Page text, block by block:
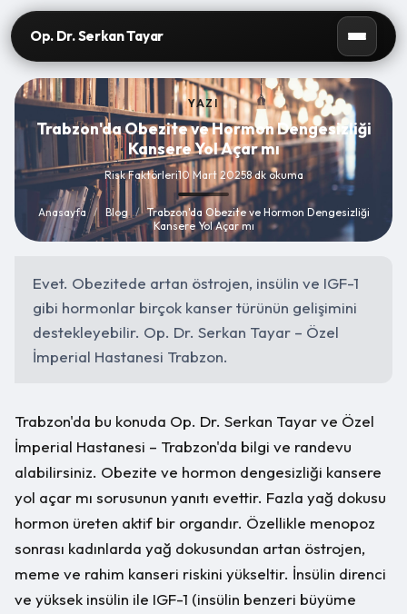
Op. Dr. Serkan Tayar
YAZI
Trabzon'da Obezite ve Hormon Dengesizliği
Kansere Yol Açar mı
Risk Faktörleri10 Mart 20258 dk okuma
Anasayfa / Blog / Trabzon'da Obezite ve Hormon Dengesizliği
Kansere Yol Açar mı
Evet. Obezitede artan östrojen, insülin ve IGF-1
gibi hormonlar birçok kanser türünün gelişimini
destekleyebilir. Op. Dr. Serkan Tayar – Özel
İmperial Hastanesi Trabzon.
Trabzon'da bu konuda Op. Dr. Serkan Tayar ve Özel
İmperial Hastanesi – Trabzon'da bilgi ve randevu
alabilirsiniz. Obezite ve hormon dengesizliği kansere
yol açar mı sorusunun yanıtı evettir. Fazla yağ dokusu
hormon üreten aktif bir organdır. Özellikle menopoz
sonrası kadınlarda yağ dokusundan artan östrojen,
meme ve rahim kanseri riskini yükseltir. İnsülin direnci
ve yüksek insülin ile IGF-1 (insülin benzeri büyüme